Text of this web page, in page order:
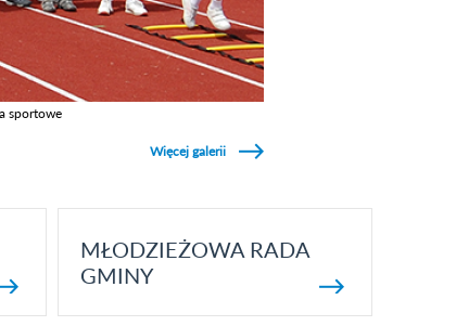
sportowe
Więcej galerii
MŁODZIEŻOWA RADA
GMINY